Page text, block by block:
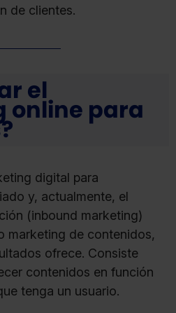
de clientes.
el
online para
digital para
y, actualmente, el
(inbound marketing)
marketing de contenidos,
ofrece. Consiste
contenidos en función
tenga un usuario.